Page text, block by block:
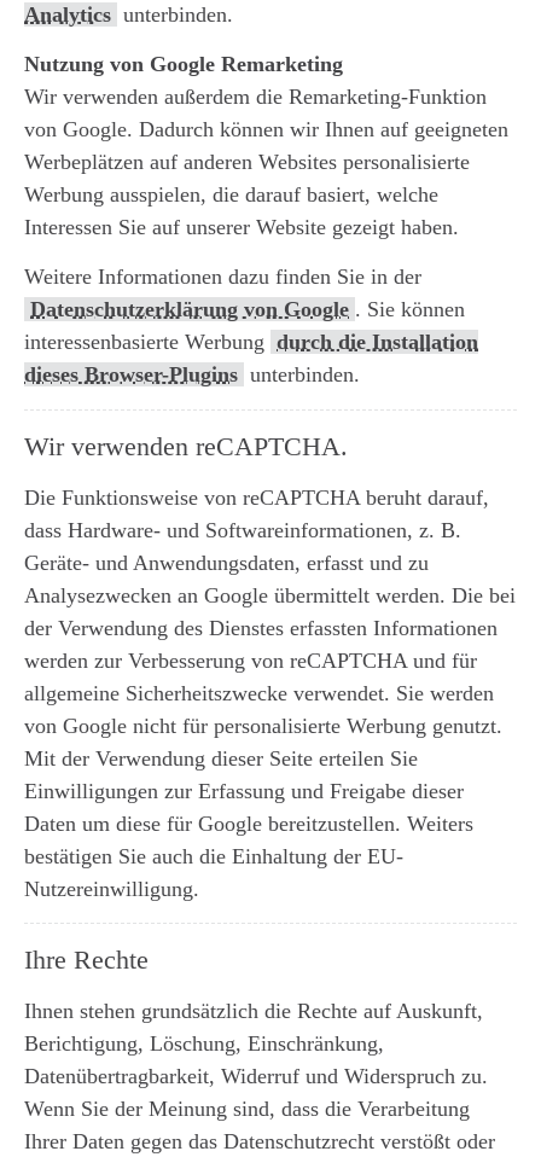
Analytics unterbinden.
Nutzung von Google Remarketing
Wir verwenden außerdem die Remarketing-Funktion
von Google. Dadurch können wir Ihnen auf geeigneten
Werbeplätzen auf anderen Websites personalisierte
Werbung ausspielen, die darauf basiert, welche
Interessen Sie auf unserer Website gezeigt haben.
Weitere Informationen dazu finden Sie in der
Datenschutzerklärung von Google . Sie können
interessenbasierte Werbung durch die Installation
dieses Browser-Plugins unterbinden.
Wir verwenden reCAPTCHA.
Die Funktionsweise von reCAPTCHA beruht darauf,
dass Hardware- und Softwareinformationen, z. B.
Geräte- und Anwendungsdaten, erfasst und zu
Analysezwecken an Google übermittelt werden. Die bei
der Verwendung des Dienstes erfassten Informationen
werden zur Verbesserung von reCAPTCHA und für
allgemeine Sicherheitszwecke verwendet. Sie werden
von Google nicht für personalisierte Werbung genutzt.
Mit der Verwendung dieser Seite erteilen Sie
Einwilligungen zur Erfassung und Freigabe dieser
Daten um diese für Google bereitzustellen. Weiters
bestätigen Sie auch die Einhaltung der EU-
Nutzereinwilligung.
Ihre Rechte
Ihnen stehen grundsätzlich die Rechte auf Auskunft,
Berichtigung, Löschung, Einschränkung,
Datenübertragbarkeit, Widerruf und Widerspruch zu.
Wenn Sie der Meinung sind, dass die Verarbeitung
Ihrer Daten gegen das Datenschutzrecht verstößt oder